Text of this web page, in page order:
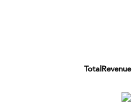
TotalRevenue